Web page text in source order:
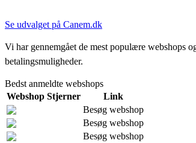
Se udvalget på Canem.dk
Vi har gennemgået de mest populære webshops
betalingsmuligheder.
Bedst anmeldte webshops
Webshop Stjerner
Link
Besøg webshop
Besøg webshop
Besøg webshop